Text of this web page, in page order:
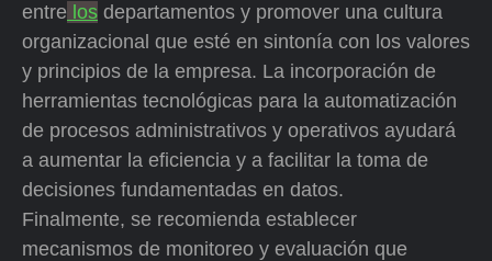
entre los departamentos y promover una cultura
organizacional que esté en sintonía con los valores
y principios de la empresa. La incorporación de
herramientas tecnológicas para la automatización
de procesos administrativos y operativos ayudará
a aumentar la eficiencia y a facilitar la toma de
decisiones fundamentadas en datos.
Finalmente, se recomienda establecer
mecanismos de monitoreo y evaluación que